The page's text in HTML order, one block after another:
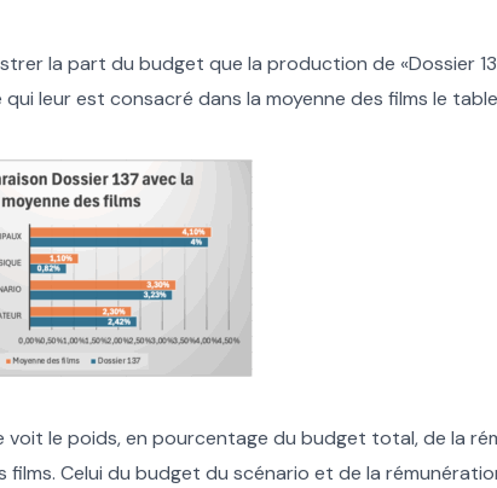
la part du budget que la production de «Dossier
leur est consacré dans la moyenne des films le
voit le poids, en pourcentage du budget total, de la
films. Celui du budget du scénario et de la